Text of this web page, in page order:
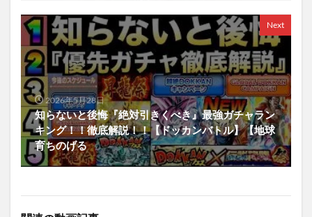
Next
2026年5月28日
知らないと後悔『絶対引きくべき』最強ガチャラン
キング！！徹底解説！！【ドッカンバトル】【地球
育ちのげる